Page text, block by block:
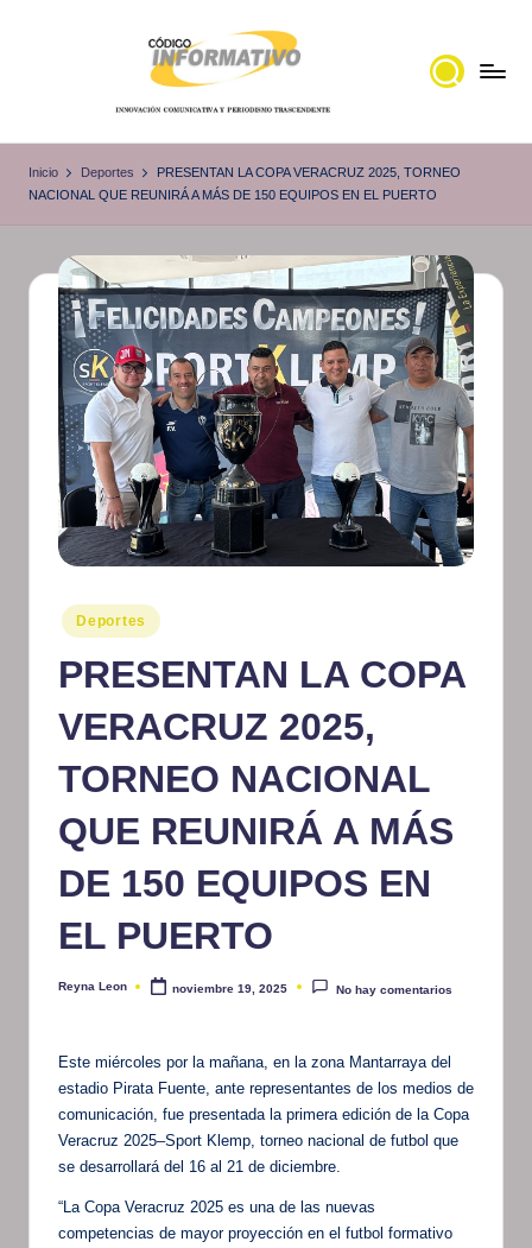
ó
d
i
g
o
I
n
f
o
r
m
at
iv
o
noticias
Inicio Deportes
PRESENTAN LA COPA VERACRUZ 2025, TORNEO
NACIONAL QUE REUNIRÁ A MÁS DE 150 EQUIPOS EN EL PUERTO
Publicado
en
Deportes
PRESENTAN LA COPA
VERACRUZ 2025,
TORNEO NACIONAL
QUE REUNIRÁ A MÁS
DE 150 EQUIPOS EN
EL PUERTO
Publicado
Reyna Leon noviembre 19, 2025 No hay comentarios
Este miércoles por la mañana, en la zona Mantarraya del
estadio Pirata Fuente, ante representantes de los medios de
comunicación, fue presentada la primera edición de la Copa
Veracruz 2025–Sport Klemp, torneo nacional de futbol que
se desarrollará del 16 al 21 de diciembre.
“La Copa Veracruz 2025 es una de las nuevas
competencias de mayor proyección en el futbol formativo